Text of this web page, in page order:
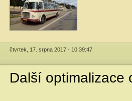
čtvrtek, 17. srpna 2017 - 10:39:47
Další optimalizace